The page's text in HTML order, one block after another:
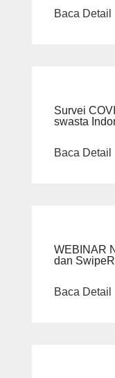
Baca Detail
Survei
swasta
Baca Detail
WEBINAR
dan
Baca Detail